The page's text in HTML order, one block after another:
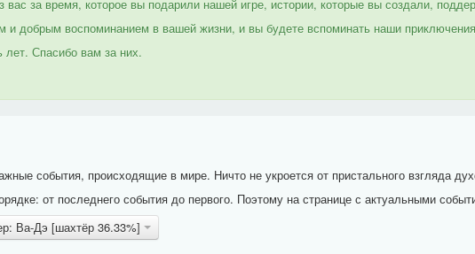
за время, которое вы подарили нашей игре, истории, которые вы создали,
и добрым воспоминанием в вашей жизни, и вы будете вспоминать наши
лет. Спасибо вам за них.
события, происходящие в мире. Ничто не укроется от пристального взгляда
от последнего события до первого. Поэтому на странице с актуальными
Ва-Дэ [шахтёр 36.33%]